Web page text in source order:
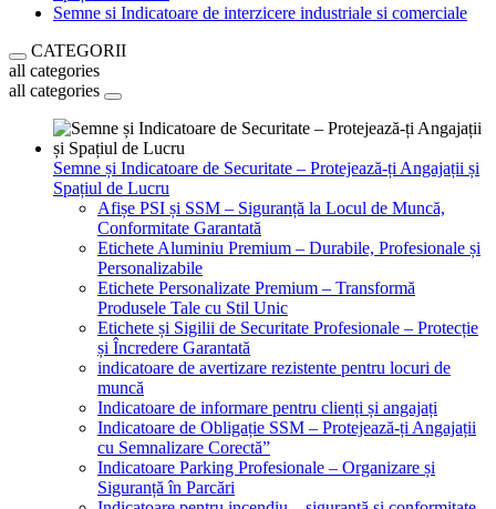
Semne si Indicatoare de interzicere industriale si comerciale
CATEGORII
all categories
all categories
Semne și Indicatoare de Securitate – Protejează-ți Angajații și
Spațiul de Lucru
Afișe PSI și SSM – Siguranță la Locul de Muncă,
Conformitate Garantată
Etichete Aluminiu Premium – Durabile, Profesionale și
Personalizabile
Etichete Personalizate Premium – Transformă
Produsele Tale cu Stil Unic
Etichete și Sigilii de Securitate Profesionale – Protecție
și Încredere Garantată
indicatoare de avertizare rezistente pentru locuri de
muncă
Indicatoare de informare pentru clienți și angajați
Indicatoare de Obligație SSM – Protejează-ți Angajații
cu Semnalizare Corectă”
Indicatoare Parking Profesionale – Organizare și
Siguranță în Parcări